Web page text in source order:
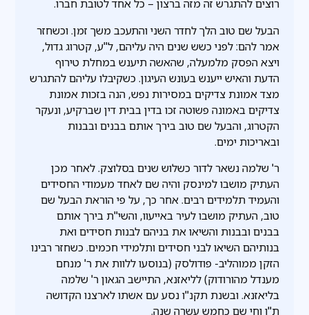
רוצים להתגרש זה מזה ברצון – כל אחד לטובת חברו.
הבעל שם טוב הלך לחדר השני והתעכב משך זמן. וכשחזר
אמר להם: לפני כשש שנים היה עליהם, ל"ע, קטרוג גדול,
ויצא הפסק מלמעלה, שהאשה תיענש במחלת טירוף
הדעת והאיש ייענש בעונש העיגון. כשקיבלו עליהם להתגרש
מצד אמונת צדיקים במסירות נפש, הנה בזכות אמונת
צדיקים באמונה פשוטה זכו בדין בבית דין שברקיע, ונעקר
הקטרוג, והבעל שם טוב בירך אותם בבנים ובבנות
ובאריכות ימים.
ר' שלמה נשאר לדור כשלוש שנים בסלוצק. לאחר מכן
העתיק מושבו למינסק והיה שם לאחד מעמודי החסידים
והעמיד תלמידים רבים. אחר כך, על פי הוראת הבעל שם
טוב, העתיק מושבו לעיר באייעוו, והשי"ת בירך אותם
בבנים ובבנות והשיאו את בניהם לבנות חסידים ואת
בנותיהם השיאו לבני חסידים ותלמידי חכמים. כשחזר רבינו
הזקן ממוהליב- פודולסק (בנוסעו ללוות את ר' מנחם
מענדל מהורודוק) לליאזנא, התיישב הגאון ר' שלמה
בליאזנא. ובשנת תקנ"ו נסע עם אשתו לארצנו הקדושה
ת"ו וחי שם כחמש עשרה שנה.